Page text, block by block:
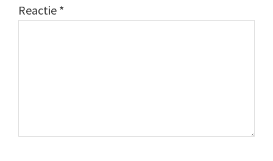
Reactie *